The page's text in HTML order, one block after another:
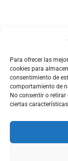
Para ofrecer las
cookies para
consentimiento de
comportamiento de
No consentir o
ciertas